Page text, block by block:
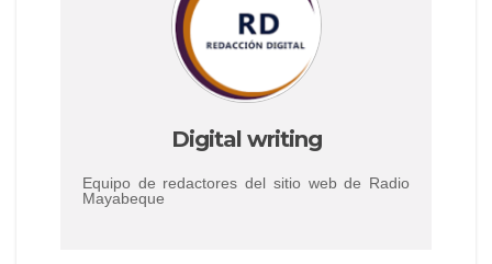
Digital writing
Equipo de redactores del sitio web de Radio
Mayabeque